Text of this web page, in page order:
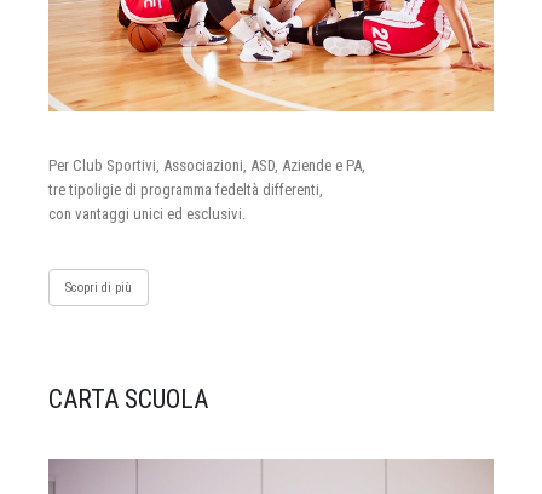
Per Club Sportivi, Associazioni, ASD, Aziende e PA,
tre tipoligie di programma fedeltà differenti,
con vantaggi unici ed esclusivi.
Scopri di più
CARTA SCUOLA